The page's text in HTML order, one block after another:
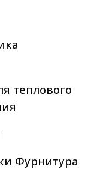
теплового
Фурнитура